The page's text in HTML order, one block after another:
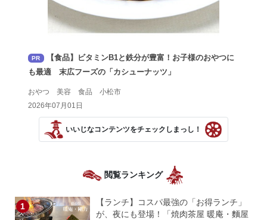
PR
【食品】ビタミンB1と鉄分が豊富！お子様のおやつに
も最適 末広フーズの「カシューナッツ」
おやつ 美容 食品 小松市
2026年07月01日
いいじなコンテンツをチェックしまっし！
閲覧ランキング
【ランチ】コスパ最強の「お得ランチ」
が、夜にも登場！「焼肉茶屋 暖庵・麵屋